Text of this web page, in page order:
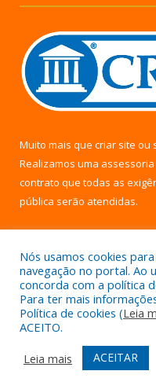
Muito mais que criar site ou
Realizamos uma assessoria
contrato que todas as
pública serão atendidas.
Todos os direitos
Mapa do Site
Acessar
Acessar Webmail
Nós usamos cookies
navegação no portal. Ao
concorda com a política
Para ter mais
Política de cookies (Leia
ACEITO.
Leia mais
ACEITAR